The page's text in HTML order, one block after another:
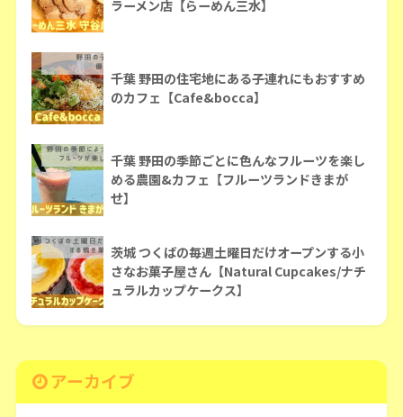
ラーメン店【らーめん三水】
千葉 野田の住宅地にある子連れにもおすすめ
のカフェ【Cafe&bocca】
千葉 野田の季節ごとに色んなフルーツを楽し
める農園&カフェ【フルーツランドきまが
せ】
茨城 つくばの毎週土曜日だけオープンする小
さなお菓子屋さん【Natural Cupcakes/ナチ
ュラルカップケークス】
アーカイブ